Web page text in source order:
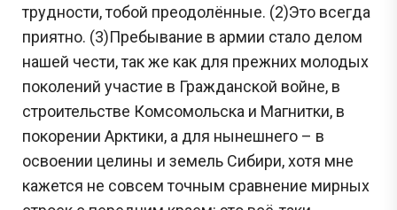
трудности, тобой преодолённые. (2)Это всегда
приятно. (3)Пребывание в армии стало делом
нашей чести, так же как для прежних молодых
поколений участие в Гражданской войне, в
строительстве Комсомольска и Магнитки, в
покорении Арктики, а для нынешнего – в
освоении целины и земель Сибири, хотя мне
кажется не совсем точным сравнение мирных